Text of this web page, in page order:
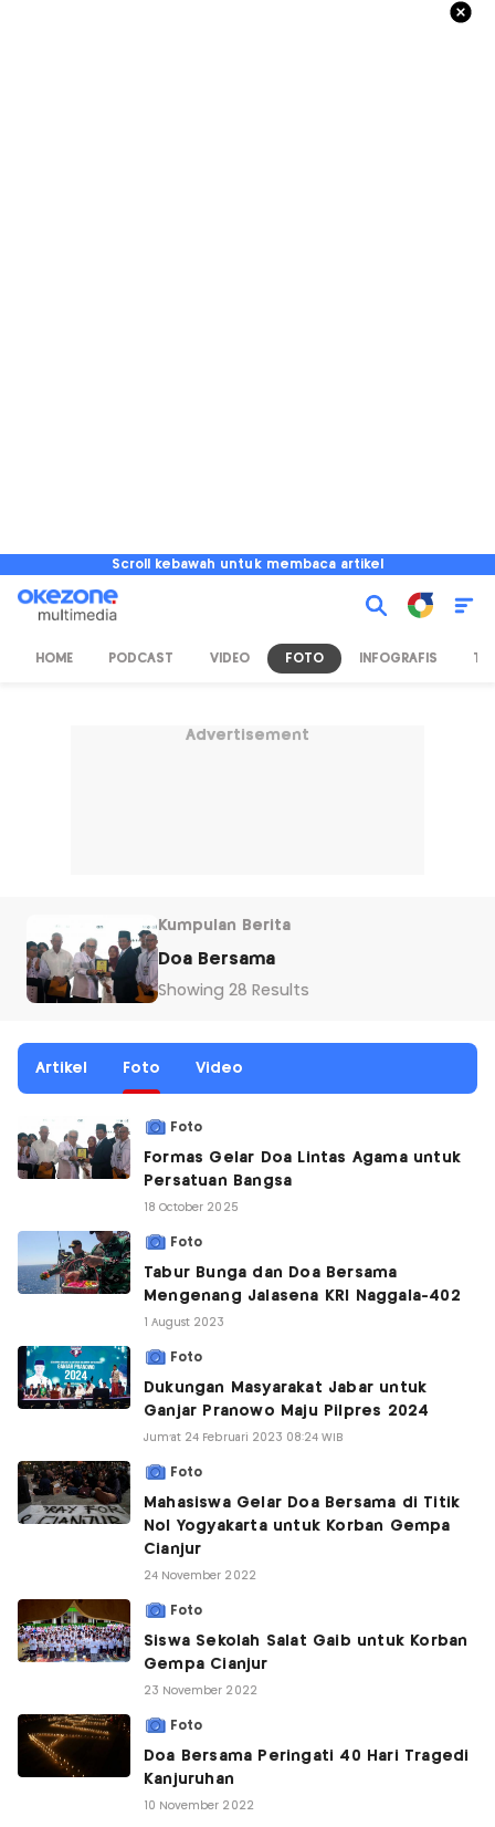
Scroll kebawah untuk membaca artikel
HOME PODCAST VIDEO FOTO INFOGRAFIS TV
Advertisement
Kumpulan Berita
Doa Bersama
Showing 28 Results
Artikel Foto Video
Foto
Formas Gelar Doa Lintas Agama untuk
Persatuan Bangsa
18 October 2025
Foto
Tabur Bunga dan Doa Bersama
Mengenang Jalasena KRI Naggala-402
1 August 2023
Foto
Dukungan Masyarakat Jabar untuk
Ganjar Pranowo Maju Pilpres 2024
Jum'at 24 Februari 2023 08:24 WIB
Foto
Mahasiswa Gelar Doa Bersama di Titik
Nol Yogyakarta untuk Korban Gempa
Cianjur
24 November 2022
Foto
Siswa Sekolah Salat Gaib untuk Korban
Gempa Cianjur
23 November 2022
Foto
Doa Bersama Peringati 40 Hari Tragedi
Kanjuruhan
10 November 2022